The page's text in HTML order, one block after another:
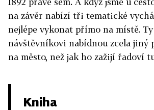
na závěr nabízí tři tematické
nejlépe vykonat přímo na místě.
návštěvníkovi nabídnou zcela jiný
na město, než jak ho zažijí řadoví
Kniha